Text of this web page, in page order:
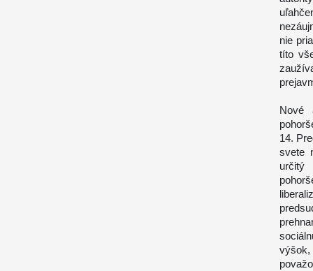
nie
títo
Nové
14.
svete
určitý